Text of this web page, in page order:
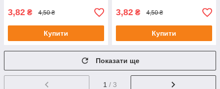
3,82 ₴ 4,50 ₴
Купити
3,82 ₴ 4,50 ₴
Купити
Показати ще
1 / 3